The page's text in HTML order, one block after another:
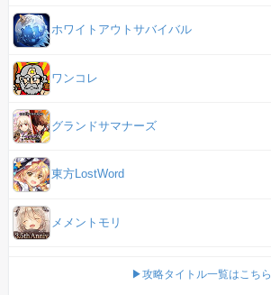
ホワイトアウトサバイバル
ワンコレ
グランドサマナーズ
東方LostWord
メメントモリ
▶攻略タイトル一覧はこちら